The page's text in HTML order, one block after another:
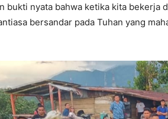
bukti nyata bahwa ketika kita bekerja
bersandar pada Tuhan yang